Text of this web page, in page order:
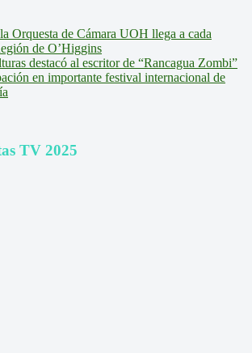
Orquesta de Cámara UOH llega a cada
de O’Higgins
destacó al escritor de “Rancagua Zombi”
en importante festival internacional de
TV 2025